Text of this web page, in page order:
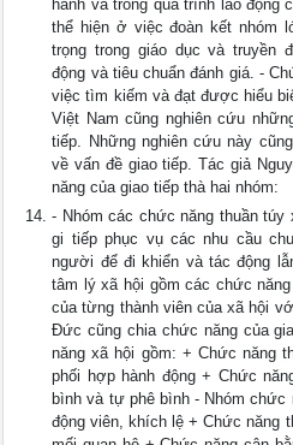
hành và trong quá trình lao động
thể hiện ở việc đoàn kết nhóm
trọng trong giáo dục và truyền
động và tiêu chuẩn đánh giá. -
việc tìm kiếm và đạt được hiểu
Việt Nam cũng nghiên cứu
tiếp. Những nghiên cứu này
về vấn đề giao tiếp. Tác giả
năng của giao tiếp thà hai nhóm:
- Nhóm các chức năng thuần
gi tiếp phục vụ các nhu cầu
người để đi khiển và tác động
tâm lý xã hội gồm các chức
của từng thành viên của xã hội
Đức cũng chia chức năng của
năng xã hội gồm: + Chức năng
phối hợp hành động + Chức
bình và tự phê bình - Nhóm
động viên, khích lệ + Chức năng